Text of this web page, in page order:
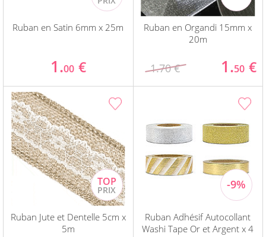
Ruban en Satin 6mm x 25m
1.00 €
Ruban en Organdi 15mm x
20m
1.70 € 1.50 €
Ruban Jute et Dentelle 5cm x
5m
Ruban Adhésif Autocollant
Washi Tape Or et Argent x 4